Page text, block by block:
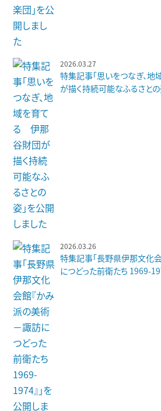
2026.03.27
特集記事「思いをつなぎ、
が描く持続可能なふるさと
2026.03.26
特集記事「長野県伊那文化
につどった前衛たち 1969-